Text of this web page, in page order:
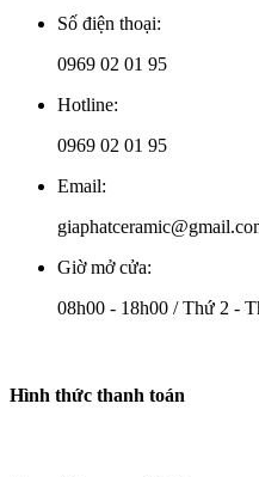
Số điện thoại:
0969 02 01 95
Hotline:
0969 02 01 95
Email:
Giờ mở cửa:
08h00 - 18h00 / Thứ 2 -
Hình thức thanh toán